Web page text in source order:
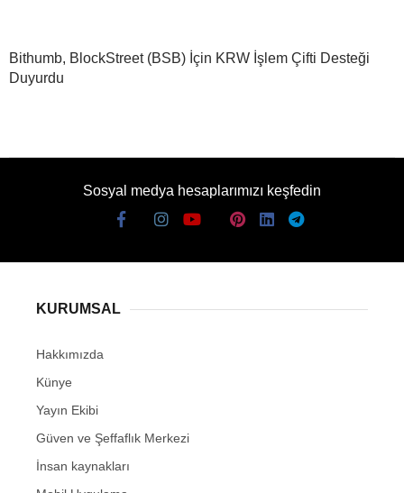
Bithumb, BlockStreet (BSB) İçin KRW İşlem Çifti Desteği
Duyurdu
Sosyal medya hesaplarımızı keşfedin
KURUMSAL
Hakkımızda
Künye
Yayın Ekibi
Güven ve Şeffaflık Merkezi
İnsan kaynakları